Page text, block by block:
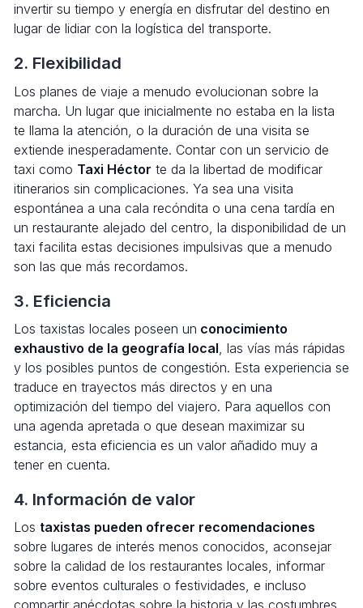
invertir su tiempo y energía en disfrutar del destino en
lugar de lidiar con la logística del transporte.
2. Flexibilidad
Los planes de viaje a menudo evolucionan sobre la
marcha. Un lugar que inicialmente no estaba en la lista
te llama la atención, o la duración de una visita se
extiende inesperadamente. Contar con un servicio de
taxi como Taxi Héctor te da la libertad de modificar
itinerarios sin complicaciones. Ya sea una visita
espontánea a una cala recóndita o una cena tardía en
un restaurante alejado del centro, la disponibilidad de un
taxi facilita estas decisiones impulsivas que a menudo
son las que más recordamos.
3. Eficiencia
Los taxistas locales poseen un conocimiento
exhaustivo de la geografía local , las vías más rápidas
y los posibles puntos de congestión. Esta experiencia se
traduce en trayectos más directos y en una
optimización del tiempo del viajero. Para aquellos con
una agenda apretada o que desean maximizar su
estancia, esta eficiencia es un valor añadido muy a
tener en cuenta.
4. Información de valor
Los taxistas pueden ofrecer recomendaciones
sobre lugares de interés menos conocidos, aconsejar
sobre la calidad de los restaurantes locales, informar
sobre eventos culturales o festividades, e incluso
compartir anécdotas sobre la historia y las costumbres